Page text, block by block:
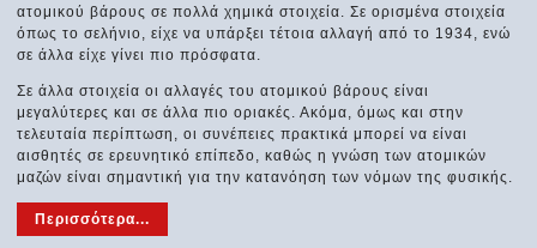
ατομικού βάρους σε πολλά χημικά στοιχεία. Σε ορισμένα στοιχεία
όπως το σελήνιο, είχε να υπάρξει τέτοια αλλαγή από το 1934, ενώ
σε άλλα είχε γίνει πιο πρόσφατα.
Σε άλλα στοιχεία οι αλλαγές του ατομικού βάρους είναι
μεγαλύτερες και σε άλλα πιο οριακές. Ακόμα, όμως και στην
τελευταία περίπτωση, οι συνέπειες πρακτικά μπορεί να είναι
αισθητές σε ερευνητικό επίπεδο, καθώς η γνώση των ατομικών
μαζών είναι σημαντική για την κατανόηση των νόμων της φυσικής.
Περισσότερα...